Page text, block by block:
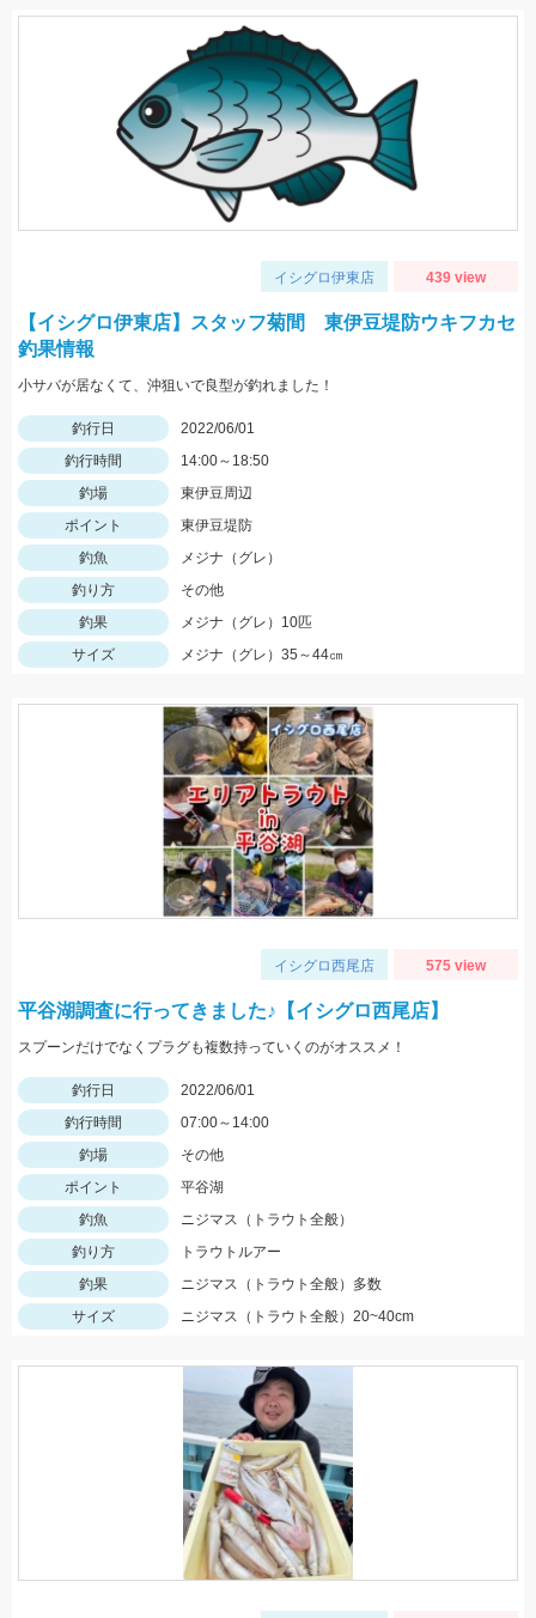
イシグロ伊東店 439 view
【イシグロ伊東店】スタッフ菊間 東伊豆堤防ウキフカセ
釣果情報
小サバが居なくて、沖狙いで良型が釣れました！
釣行日
2022/06/01
釣行時間
14:00～18:50
釣場
東伊豆周辺
ポイント
東伊豆堤防
釣魚
メジナ（グレ）
釣り方
その他
釣果
メジナ（グレ）10匹
サイズ
メジナ（グレ）35～44㎝
イシグロ西尾店 575 view
平谷湖調査に行ってきました♪【イシグロ西尾店】
スプーンだけでなくプラグも複数持っていくのがオススメ！
釣行日
2022/06/01
釣行時間
07:00～14:00
釣場
その他
ポイント
平谷湖
釣魚
ニジマス（トラウト全般）
釣り方
トラウトルアー
釣果
ニジマス（トラウト全般）多数
サイズ
ニジマス（トラウト全般）20~40cm